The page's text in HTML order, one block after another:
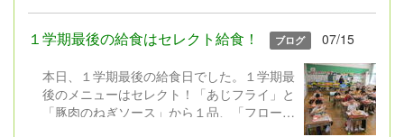
「戦争」や「平和」に関する番組を、それぞ
れの児童が思いを持ちながら視聴し、平和に
ついて考えを深められるようになればという
習を行いました。米倉斉加年 作の絵本「お
となになれなかった弟たちに...」を題材に、
挿絵を映し出しながら、５・６年担任と教務
１学期最後の給食はセレクト給食！ ブログ 07/15
本日、１学期最後の給食日でした。１学期最
後のメニューはセレクト！「あじフライ」と
「豚肉のねぎソース」から１品、「フローズ